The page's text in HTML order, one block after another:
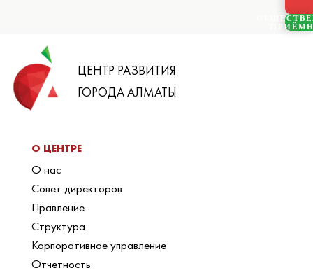
ЦЕНТР РАЗВИТИЯ
ГОРОДА АЛМАТЫ
О ЦЕНТРЕ
О нас
Совет директоров
Правление
Структура
Корпоративное управление
Отчетность